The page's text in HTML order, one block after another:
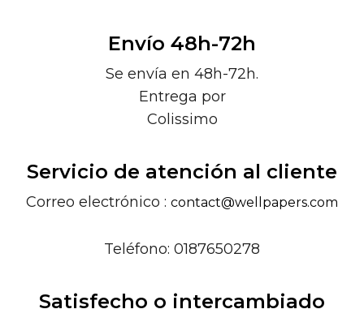
Envío 48h-72h
Se envía en 48h-72h.
Entrega por
Colissimo
Servicio de atención al cliente
Correo electrónico : contact@wellpapers.com
Teléfono: 0187650278
Satisfecho o intercambiado